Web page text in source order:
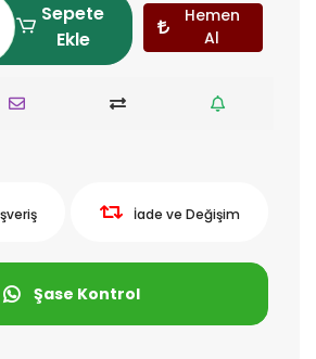
Sepete
Ekle
Hemen
Al
İade ve Değişim
Şase Kontrol